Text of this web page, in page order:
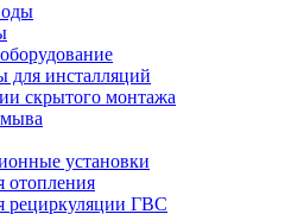
для инсталляций
скрытого монтажа
установки
отопления
рециркуляции ГВС